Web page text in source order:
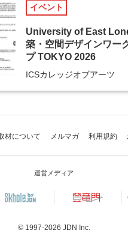
イベント
University of East
築・空間デザインワー
プ TOKYO 2026
ICSカレッジオブアーツ
材について メルマガ 利用規約
運営メディア
© 1997-2026 JDN Inc.